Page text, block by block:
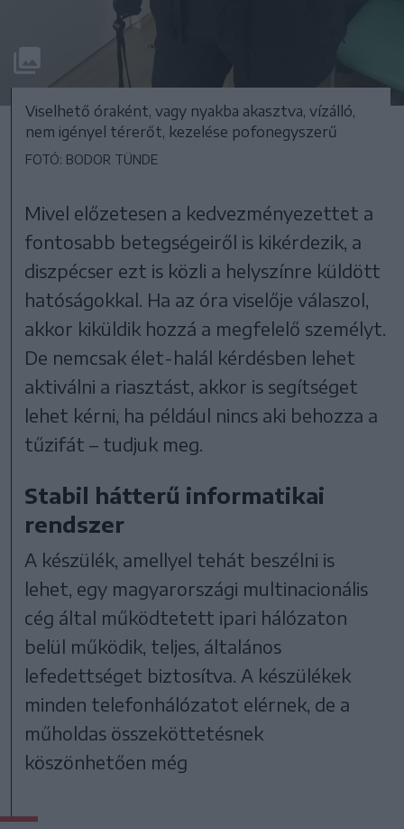
Viselhető óraként, vagy nyakba akasztva, vízálló,
nem igényel térerőt, kezelése pofonegyszerű
FOTÓ: BODOR TÜNDE
Mivel előzetesen a kedvezményezettet a
fontosabb betegségeiről is kikérdezik, a
diszpécser ezt is közli a helyszínre küldött
hatóságokkal. Ha az óra viselője válaszol,
akkor kiküldik hozzá a megfelelő személyt.
De nemcsak élet-halál kérdésben lehet
aktiválni a riasztást, akkor is segítséget
lehet kérni, ha például nincs aki behozza a
tűzifát – tudjuk meg.
Stabil hátterű informatikai
rendszer
A készülék, amellyel tehát beszélni is
lehet, egy magyarországi multinacionális
cég által működtetett ipari hálózaton
belül működik, teljes, általános
lefedettséget biztosítva. A készülékek
minden telefonhálózatot elérnek, de a
műholdas összeköttetésnek
köszönhetően még